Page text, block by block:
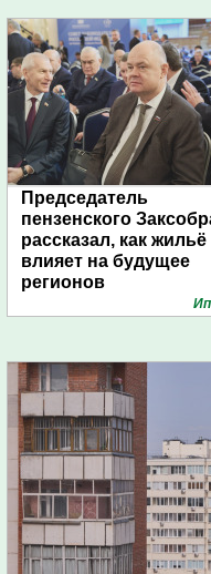
Председатель
пензенского
рассказал, как жильё
влияет на будущее
регионов